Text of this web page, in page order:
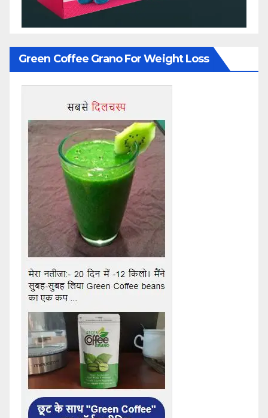
Green Coffee Grano For Weight Loss